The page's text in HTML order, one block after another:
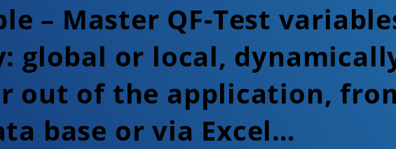
– Master QF-Test
global or local,
out of the application,
base or via Excel…